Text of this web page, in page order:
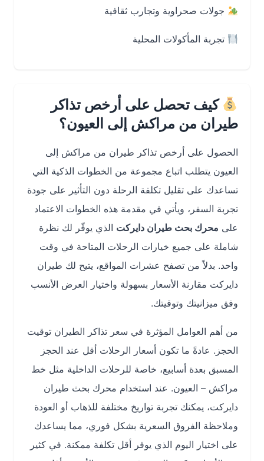
جولات صحراوية وتجارب ثقافية
تجربة المأكولات المحلية
كيف تحصل على أرخص تذاكر
طيران من مراكش إلى العيون؟
الحصول على أرخص تذاكر طيران من مراكش إلى
العيون يتطلب اتباع مجموعة من الخطوات الذكية التي
تساعدك على تقليل تكلفة الرحلة دون التأثير على جودة
تجربة السفر، ويأتي في مقدمة هذه الخطوات الاعتماد
محرك بحث طيران دايركتالذي يوفّر لك نظرة
شاملة على جميع خيارات الرحلات المتاحة في وقت
واحد. بدلاً من تصفح عشرات المواقع، يتيح لك طيران
دايركت مقارنة الأسعار بسهولة واختيار العرض الأنسب
وفق ميزانيتك وتوقيتك.
من أهم العوامل المؤثرة في سعر تذاكر الطيران توقيت
الحجز. عادةً ما تكون أسعار الرحلات أقل عند الحجز
المسبق بعدة أسابيع، خاصة للرحلات الداخلية مثل خط
مراكش – العيون. عند استخدام محرك بحث طيران
دايركت، يمكنك تجربة تواريخ مختلفة للذهاب أو العودة
وملاحظة الفروق السعرية بشكل فوري، مما يساعدك
على اختيار اليوم الذي يوفر أقل تكلفة ممكنة. في كثير